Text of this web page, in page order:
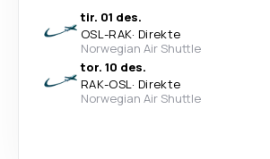
tir. 01 des.
OSL-RAK· Direkte
Norwegian Air Shuttle
tor. 10 des.
RAK-OSL· Direkte
Norwegian Air Shuttle